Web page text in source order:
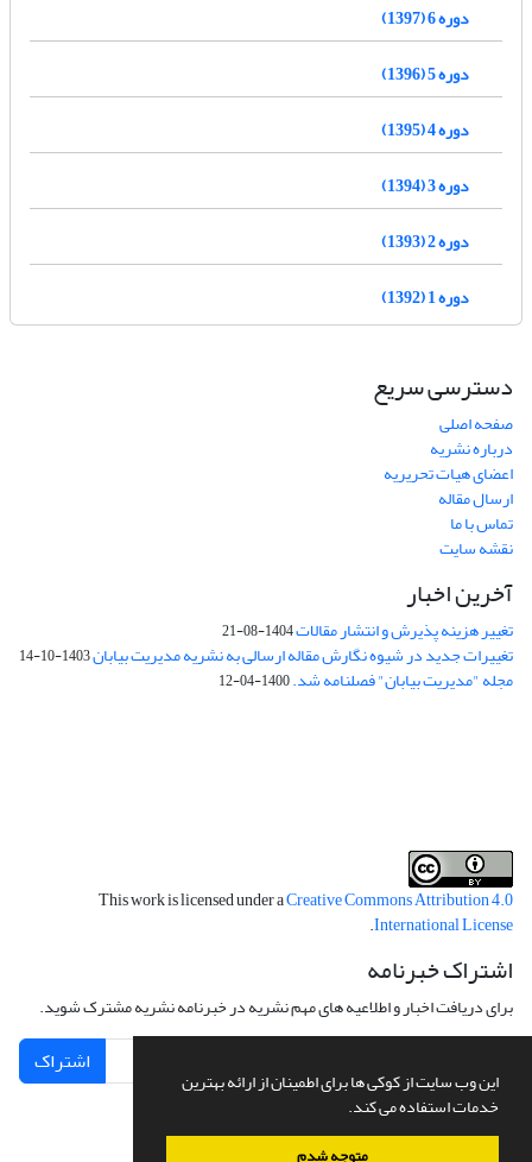
این وب سایت از کوکی ها برای اطمینان از ارائه بهترین
خدمات استفاده می کند.
متوجه شدم
دوره 6 (1397)
دوره 5 (1396)
دوره 4 (1395)
دوره 3 (1394)
دوره 2 (1393)
دوره 1 (1392)
دسترسی سریع
صفحه اصلی
درباره نشریه
اعضای هیات تحریریه
ارسال مقاله
تماس با ما
نقشه سایت
آخرین اخبار
تغییر هزینه پذیرش و انتشار مقالات1404-08-21
تغییرات جدید در شیوه نگارش مقاله ارسالی به نشریه مدیریت بیابان1403-10-14
مجله "مدیریت بیابان" فصلنامه شد.1400-04-12
This work is licensed under aCreative Commons Attribution 4.0
International License
.
اشتراک خبرنامه
برای دریافت اخبار و اطلاعیه های مهم نشریه در خبرنامه نشریه مشترک شوید.
اشتراک